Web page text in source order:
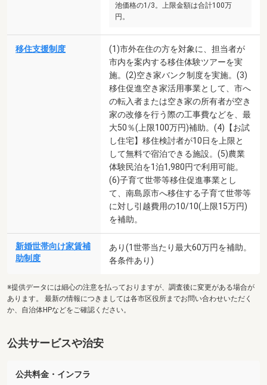
池価格の1/3。上限金額は合計100万
円。
移住支援制度
(1)市外在住の方を対象に、担当者が
市内を案内する移住体験ツアーを実
施。(2)空き家バンク制度を実施。(3)
移住促進空き家活用事業として、市へ
の転入者または空き家の所有者が空き
家の改修を行う際の工事費などを、最
大50％(上限100万円)補助。(4)【お試
し住宅】移住検討者が10日を上限と
して無料で宿泊できる施設。(5)農業
体験民泊を1泊1,980円で利用可能。
(6)子育て世帯等移住促進事業とし
て、南島原市へ移住する子育て世帯等
に対し引越費用の10/10(上限15万円)
を補助。
新婚世帯向け家賃補
助制度
あり(1世帯当たり最大60万円を補助。
各条件あり)
※提供データには細心の注意を払っておりますが、調査後に変更がある場合が
あります。 最新の情報につきましては各市区役所までお問い合わせいただく
か、自治体HPなどをご確認ください。
公共サービスや治安
公共料金・インフラ